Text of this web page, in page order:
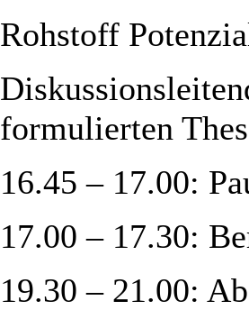
Rohstoff
formulierten
16.45 – 17.00:
17.00 – 17.30:
19.30 – 21.00: